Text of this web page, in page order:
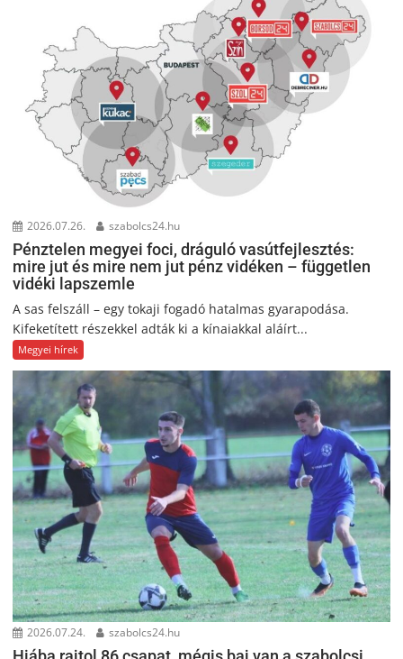
2026.07.26. szabolcs24.hu
Pénztelen megyei foci, dráguló vasútfejlesztés:
mire jut és mire nem jut pénz vidéken – független
vidéki lapszemle
A sas felszáll – egy tokaji fogadó hatalmas gyarapodása.
Kifeketített részekkel adták ki a kínaiakkal aláírt...
Megyei hírek
2026.07.24. szabolcs24.hu